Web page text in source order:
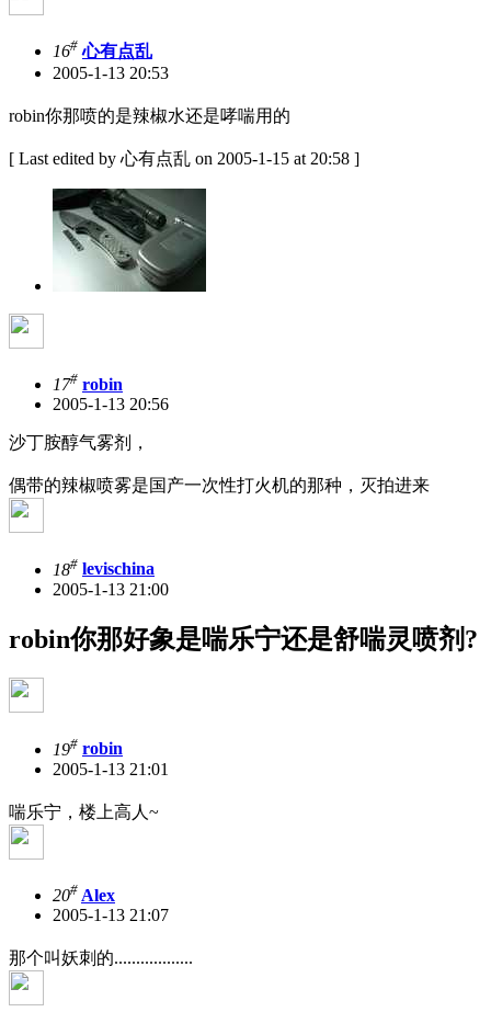
16# 心有点乱
2005-1-13 20:53
robin你那喷的是辣椒水还是哮喘用的
[ Last edited by 心有点乱 on 2005-1-15 at 20:58 ]
17# robin
2005-1-13 20:56
沙丁胺醇气雾剂，
偶带的辣椒喷雾是国产一次性打火机的那种，灭拍进来
18# levischina
2005-1-13 21:00
robin你那好象是喘乐宁还是舒喘灵喷剂?
19# robin
2005-1-13 21:01
喘乐宁，楼上高人~
20# Alex
2005-1-13 21:07
那个叫妖刺的..................